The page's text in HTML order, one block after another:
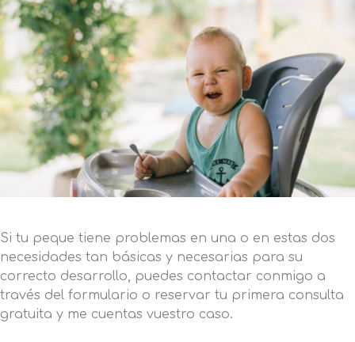
Si tu peque tiene problemas en una o en estas dos
necesidades tan básicas y necesarias para su
correcto desarrollo, puedes contactar conmigo a
través del formulario o reservar tu primera consulta
gratuita y me cuentas vuestro caso.